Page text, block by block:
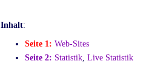
Inhalt:
Seite 1: Web-Sites
Seite 2: Statistik Live Statistik